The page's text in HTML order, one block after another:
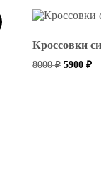
Кроссовки
8000₽ 5900₽